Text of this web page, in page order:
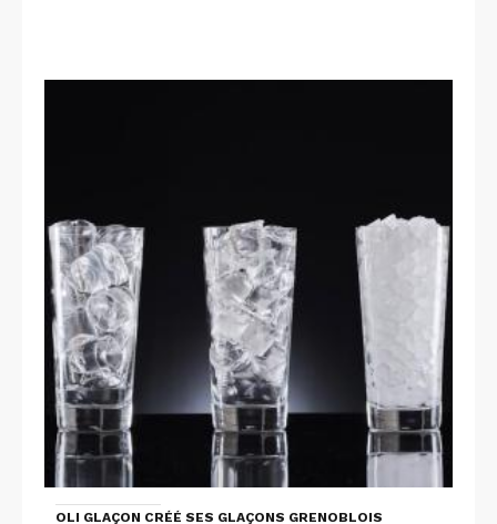
OLI GLAÇON CRÉÉ SES GLAÇONS GRENOBLOIS